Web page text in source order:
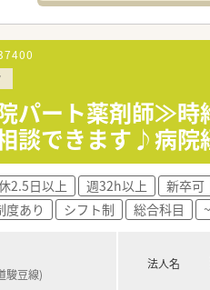
院パート薬剤師≫
談できます♪病院
2.5日以上 週32h以上 新卒可
度あり シフト制 総合科目
駿豆線)
法人名